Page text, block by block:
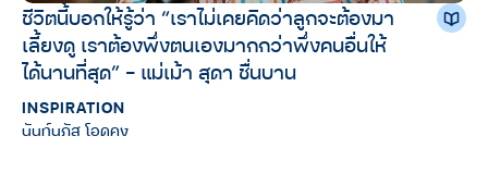
ชีวิตนี้บอกให้รู้ว่า “เราไม่เคยคิดว่าลูกจะต้องมา
เลี้ยงดู เราต้องพึ่งตนเองมากกว่าพึ่งคนอื่นให้
ได้นานที่สุด” – แม่เม้า สุดา ชื่นบาน
INSPIRATION
นันท์นภัส โอดคง